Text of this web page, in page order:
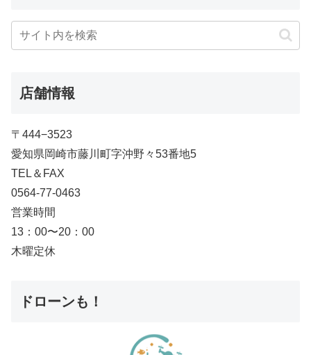
店舗情報
〒444−3523
愛知県岡崎市藤川町字沖野々53番地5
TEL＆FAX
0564-77-0463
営業時間
13：00〜20：00
木曜定休
ドローンも！